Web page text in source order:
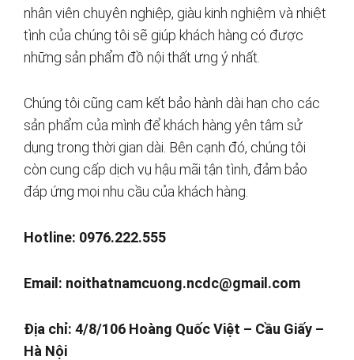
nhân viên chuyên nghiệp, giàu kinh nghiệm và nhiệt
tình của chúng tôi sẽ giúp khách hàng có được
những sản phẩm đồ nội thất ưng ý nhất.
Chúng tôi cũng cam kết bảo hành dài hạn cho các
sản phẩm của mình để khách hàng yên tâm sử
dụng trong thời gian dài. Bên cạnh đó, chúng tôi
còn cung cấp dịch vụ hậu mãi tận tình, đảm bảo
đáp ứng mọi nhu cầu của khách hàng.
Hotline: 0976.222.555
Email: noithatnamcuong.ncdc@gmail.com
Địa chỉ: 4/8/106 Hoàng Quốc Việt – Cầu Giấy –
Hà Nội